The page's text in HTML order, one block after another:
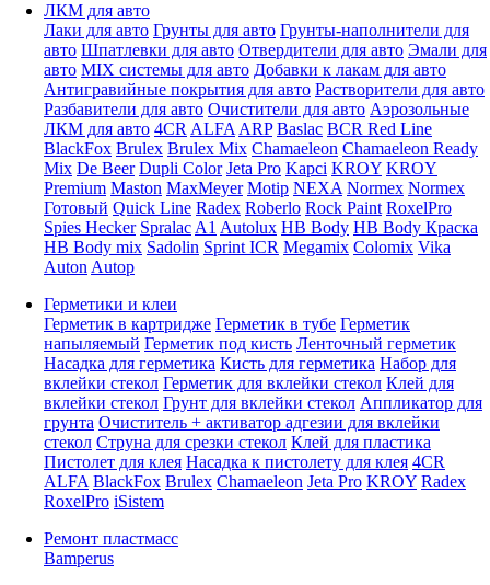
ЛКМ для авто
Лаки для авто Грунты для авто Грунты-наполнители для
авто Шпатлевки для авто Отвердители для авто Эмали для
авто MIX системы для авто Добавки к лакам для авто
Антигравийные покрытия для авто Растворители для авто
Разбавители для авто Очистители для авто Аэрозольные
ЛКМ для авто 4CR ALFA ARP Baslac BCR Red Line
BlackFox Brulex Brulex Mix Chamaeleon Chamaeleon Ready
Mix De Beer Dupli Color Jeta Pro Kapci KROY KROY
Premium Maston MaxMeyer Motip NEXA Normex Normex
Готовый Quick Line Radex Roberlo Rock Paint RoxelPro
Spies Hecker Spralac A1 Autolux HB Body HB Body Краска
HB Body mix Sadolin Sprint ICR Megamix Colomix Vika
Auton Autop
Герметики и клеи
Герметик в картридже Герметик в тубе Герметик
напыляемый Герметик под кисть Ленточный герметик
Насадка для герметика Кисть для герметика Набор для
вклейки стекол Герметик для вклейки стекол Клей для
вклейки стекол Грунт для вклейки стекол Аппликатор для
грунта Очиститель + активатор адгезии для вклейки
стекол Струна для срезки стекол Клей для пластика
Пистолет для клея Насадка к пистолету для клея 4CR
ALFA BlackFox Brulex Chamaeleon Jeta Pro KROY Radex
RoxelPro iSistem
Ремонт пластмасс
Bamperus